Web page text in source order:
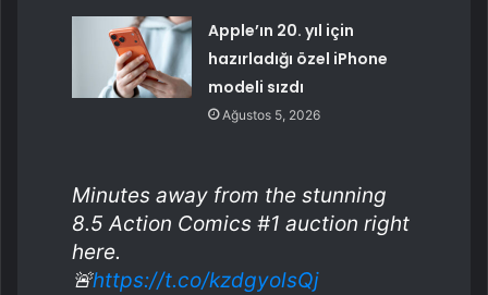
Apple’ın 20. yıl için
hazırladığı özel iPhone
modeli sızdı
Ağustos 5, 2026
Minutes away from the stunning
8.5 Action Comics #1 auction right
here.
🚨https://t.co/kzdgyolsQj